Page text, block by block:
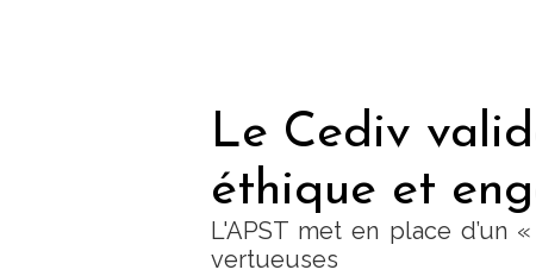
IFTM :
Le Cediv
éthique et
L'APST met en place d’un
vertueuses